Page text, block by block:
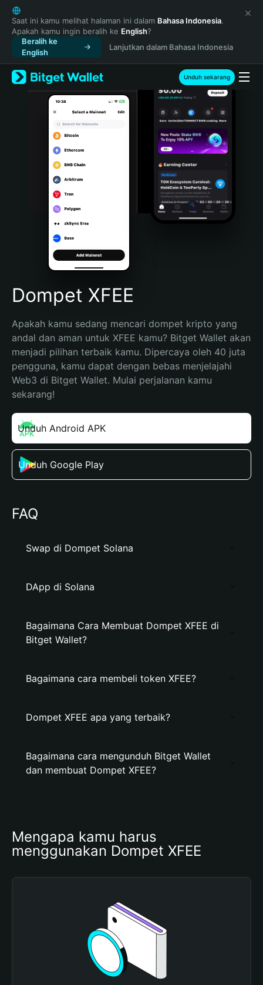
English
日本語
Tiếng Việt
Русский
Español (Latinoamérica)
Türkçe
Italiano
Português (Portugal)
Bahasa Indonesia
Português (Brasil)
Español (Argentina)
Saat ini kamu melihat halaman ini dalam Bahasa Indonesia.
Apakah kamu ingin beralih ke English?
Beralih ke
English
Lanjutkan dalam Bahasa Indonesia
Unduh sekarang
Dompet XFEE
Apakah kamu sedang mencari dompet kripto yang
andal dan aman untuk XFEE kamu? Bitget Wallet akan
menjadi pilihan terbaik kamu. Dipercaya oleh 40 juta
pengguna, kamu dapat dengan bebas menjelajahi
Web3 di Bitget Wallet. Mulai perjalanan kamu
sekarang!
Unduh Android APK
Unduh Google Play
FAQ
Swap di Dompet Solana
DApp di Solana
Bagaimana Cara Membuat Dompet XFEE di
Bitget Wallet?
Bagaimana cara membeli token XFEE?
Dompet XFEE apa yang terbaik?
Bagaimana cara mengunduh Bitget Wallet
dan membuat Dompet XFEE?
Mengapa kamu harus
menggunakan Dompet XFEE